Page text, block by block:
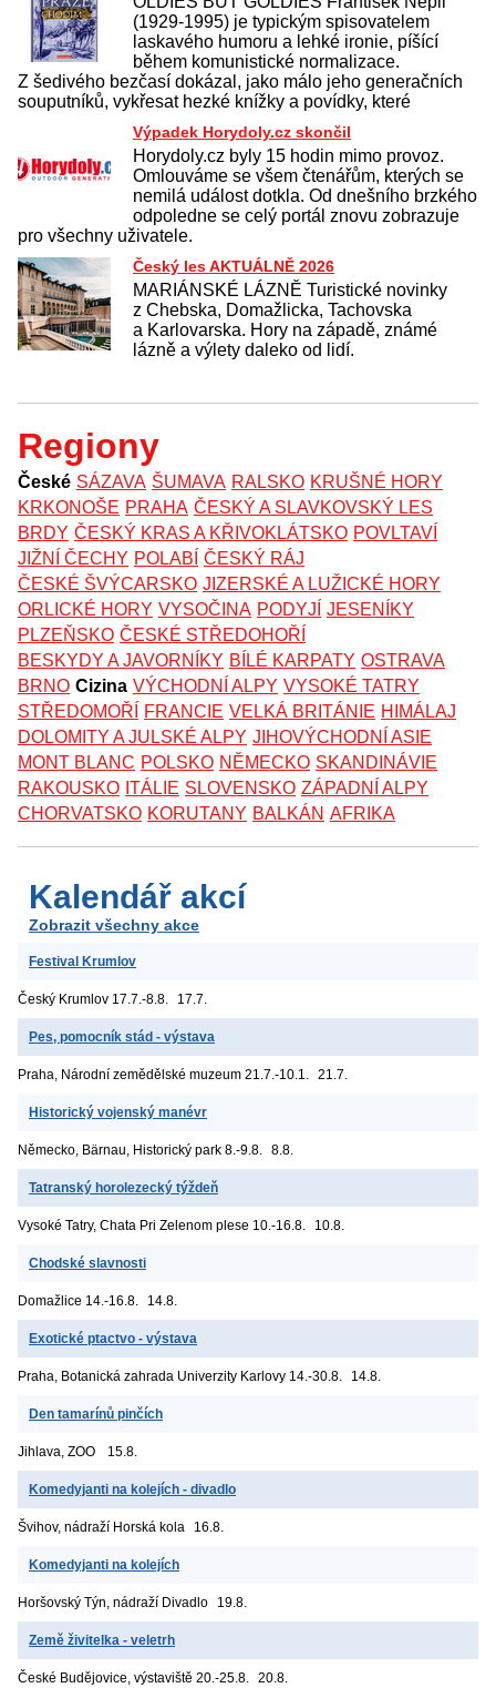
(1929-1995) je typickým spisovatelem
laskavého humoru a lehké ironie, píšící
během komunistické normalizace.
Z šedivého bezčasí dokázal, jako málo jeho generačních
souputníků, vykřesat hezké knížky a povídky, které
Výpadek Horydoly.cz skončil
Horydoly.cz byly 15 hodin mimo provoz.
Omlouváme se všem čtenářům, kterých se
nemilá událost dotkla. Od dnešního brzkého
odpoledne se celý portál znovu zobrazuje
pro všechny uživatele.
Český les AKTUÁLNĚ 2026
MARIÁNSKÉ LÁZNĚ Turistické novinky
z Chebska, Domažlicka, Tachovska
a Karlovarska. Hory na západě, známé
lázně a výlety daleko od lidí.
Regiony
České SÁZAVA ŠUMAVA RALSKO KRUŠNÉ HORY
KRKONOŠE PRAHA ČESKÝ A SLAVKOVSKÝ LES
BRDY ČESKÝ KRAS A KŘIVOKLÁTSKO POVLTAVÍ
JIŽNÍ ČECHY POLABÍ ČESKÝ RÁJ
ČESKÉ ŠVÝCARSKO JIZERSKÉ A LUŽICKÉ HORY
ORLICKÉ HORY VYSOČINA PODYJÍ JESENÍKY
PLZEŇSKO ČESKÉ STŘEDOHOŘÍ
BESKYDY A JAVORNÍKY BÍLÉ KARPATY OSTRAVA
BRNO Cizina VÝCHODNÍ ALPY VYSOKÉ TATRY
STŘEDOMOŘÍ
FRANCIE VELKÁ BRITÁNIE HIMÁLAJ
DOLOMITY A JULSKÉ ALPY JIHOVÝCHODNÍ ASIE
MONT BLANC POLSKO NĚMECKO SKANDINÁVIE
RAKOUSKO ITÁLIE SLOVENSKO ZÁPADNÍ ALPY
CHORVATSKO KORUTANY BALKÁN AFRIKA
Kalendář akcí
Zobrazit všechny akce
Festival Krumlov
Český Krumlov 17.7.-8.8. 17.7.
Pes, pomocník stád - výstava
Praha, Národní zemědělské muzeum 21.7.-10.1. 21.7.
Historický vojenský manévr
Německo, Bärnau, Historický park 8.-9.8. 8.8.
Tatranský horolezecký týždeň
Vysoké Tatry, Chata Pri Zelenom plese 10.-16.8. 10.8.
Chodské slavnosti
Domažlice 14.-16.8. 14.8.
Exotické ptactvo - výstava
Praha, Botanická zahrada Univerzity Karlovy 14.-30.8. 14.8.
Den tamarínů pinčích
Jihlava, ZOO 15.8.
Komedyjanti na kolejích - divadlo
Švihov, nádraží Horská kola 16.8.
Komedyjanti na kolejích
Horšovský Týn, nádraží Divadlo 19.8.
Země živitelka - veletrh
České Budějovice, výstaviště 20.-25.8. 20.8.